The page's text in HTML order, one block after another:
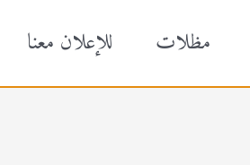
مظلات للإعلان معنا